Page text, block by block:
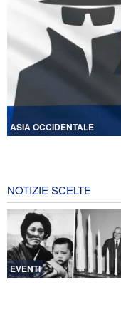
ASIA OCCIDENTALE
Lesioni traumatiche al
negli attacchi dell’Iran
La risposta di Ghalibaf a
un fallimento
Ibn al-Reza: La
NOTIZIE SCELTE
EVENTI